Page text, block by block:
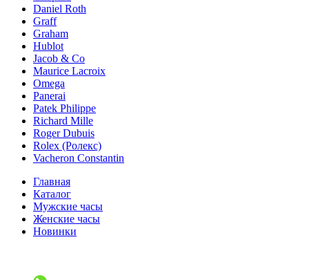
Daniel Roth
Graff
Graham
Hublot
Jacob & Co
Maurice Lacroix
Omega
Panerai
Patek Philippe
Richard Mille
Roger Dubuis
Rolex (Ролекс)
Vacheron Constantin
Главная
Каталог
Мужские часы
Женские часы
Новинки